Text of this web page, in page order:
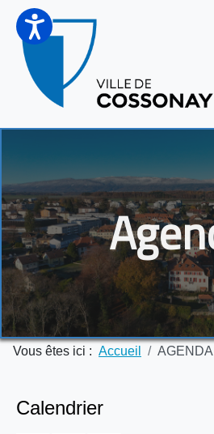
Vous êtes ici : Accueil AGENDA
Calendrier